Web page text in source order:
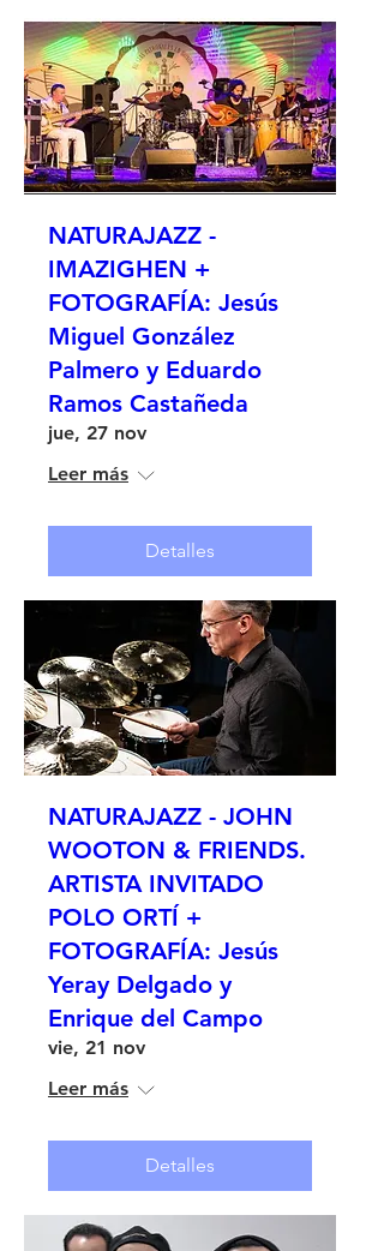
NATURAJAZZ -
IMAZIGHEN +
FOTOGRAFÍA: Jesús
Miguel González
Palmero y Eduardo
Ramos Castañeda
jue, 27 nov
Leer más
Detalles
NATURAJAZZ - JOHN
WOOTON & FRIENDS.
ARTISTA INVITADO
POLO ORTÍ +
FOTOGRAFÍA: Jesús
Yeray Delgado y
Enrique del Campo
vie, 21 nov
Leer más
Detalles